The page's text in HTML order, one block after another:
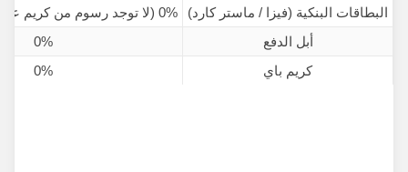
البطاقات البنكية (فيزا / ماستر كارد)
0% (لا توجد رسوم من كريم على الدفع بالبطاقة)
أبل الدفع
0%
كريم باي
0%